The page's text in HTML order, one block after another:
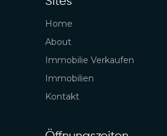
Home
About
Immobilie Verkaufen
Immobilien
Kontakt